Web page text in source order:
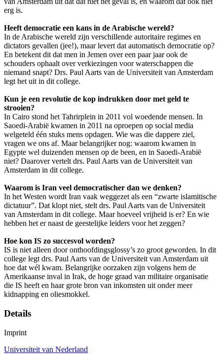
erg is.
Heeft democratie een kans in de Arabische wereld?
In de Arabische wereld zijn verschillende autoritaire regimes en
dictators gevallen (jee!), maar levert dat automatisch democratie op?
En betekent dit dat men in Jemen over een paar jaar ook de
schouders ophaalt over verkiezingen voor waterschappen die
niemand snapt? Drs. Paul Aarts van de Universiteit van Amsterdam
legt het uit in dit college.
Kun je een revolutie de kop indrukken door met geld te
strooien?
In Cairo stond het Tahrirplein in 2011 vol woedende mensen. In
Saoedi-Arabië kwamen in 2011 na oproepen op social media
welgeteld één stuks mens opdagen. Wie was die dappere ziel,
vragen we ons af. Maar belangrijker nog: waarom kwamen in
Egypte wel duizenden mensen op de been, en in Saoedi-Arabië
niet? Daarover vertelt drs. Paul Aarts van de Universiteit van
Amsterdam in dit college.
Waarom is Iran veel democratischer dan we denken?
In het Westen wordt Iran vaak weggezet als een “zwarte islamitische
dictatuur”. Dat klopt niet, stelt drs. Paul Aarts van de Universiteit
van Amsterdam in dit college. Maar hoeveel vrijheid is er? En wie
hebben het er naast de geestelijke leiders voor het zeggen?
Hoe kon IS zo succesvol worden?
IS is niet alleen door onthoofdingsglossy’s zo groot geworden. In dit
college legt drs. Paul Aarts van de Universiteit van Amsterdam uit
hoe dat wél kwam. Belangrijke oorzaken zijn volgens hem de
Amerikaanse inval in Irak, de hoge graad van militaire organisatie
die IS heeft en haar grote bron van inkomsten uit onder meer
kidnapping en oliesmokkel.
Details
Imprint
Universiteit van Nederland